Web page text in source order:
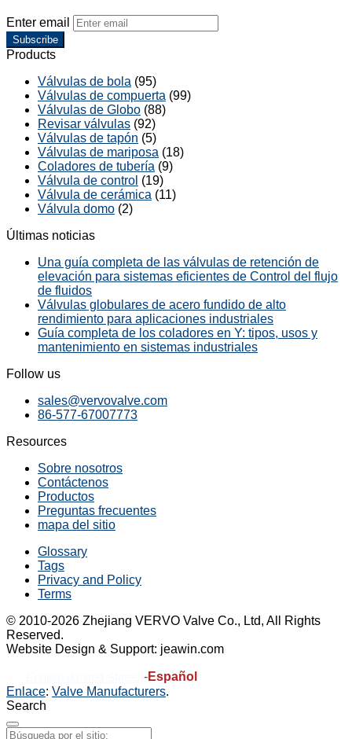
Enter email
Subscribe
Products
Válvulas de bola (95)
Válvulas de compuerta (99)
Válvulas de Globo (88)
Revisar válvulas (92)
Válvulas de tapón (5)
Válvulas de mariposa (18)
Coladores de tubería (9)
Válvula de control (19)
Válvula de cerámica (11)
Válvula domo (2)
Últimas noticias
Una guía completa de las válvulas de retención de
elevación para sistemas eficientes de Control del flujo
de fluidos
Válvulas globulares de acero fundido de alto
rendimiento para aplicaciones industriales
Guía completa de los coladores en Y: tipos, usos y
mantenimiento en sistemas industriales
Follow us
sales@vervovalve.com
86-577-67007773
Resources
Sobre nosotros
Contáctenos
Productos
Preguntas frecuentes
mapa del sitio
Glossary
Tags
Privacy and Policy
Terms
© 2010-2026 Zhejiang VERVO Valve Co., Ltd, All Rights
Reserved.
Website Design & Support: jeawin.com
-Español
Enlace: Valve Manufacturers.
Search